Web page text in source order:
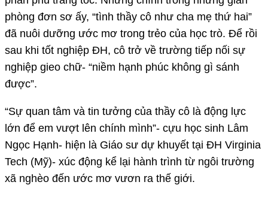
phòng đơn sơ ấy, “tình thầy cô như cha mẹ thứ hai”
đã nuôi dưỡng ước mơ trong trẻo của học trò. Để rồi
sau khi tốt nghiệp ĐH, cô trở về trường tiếp nối sự
nghiệp gieo chữ- “niềm hạnh phúc không gì sánh
được”.
“Sự quan tâm và tin tưởng của thầy cô là động lực
lớn để em vượt lên chính mình”- cựu học sinh Lâm
Ngọc Hạnh- hiện là Giáo sư dự khuyết tại ĐH Virginia
Tech (Mỹ)- xúc động kể lại hành trình từ ngôi trường
xã nghèo đến ước mơ vươn ra thế giới.